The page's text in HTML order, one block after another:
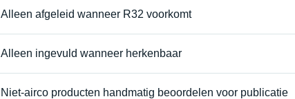
Alleen afgeleid wanneer R32 voorkomt
Alleen ingevuld wanneer herkenbaar
Niet-airco producten handmatig beoordelen voor publicatie